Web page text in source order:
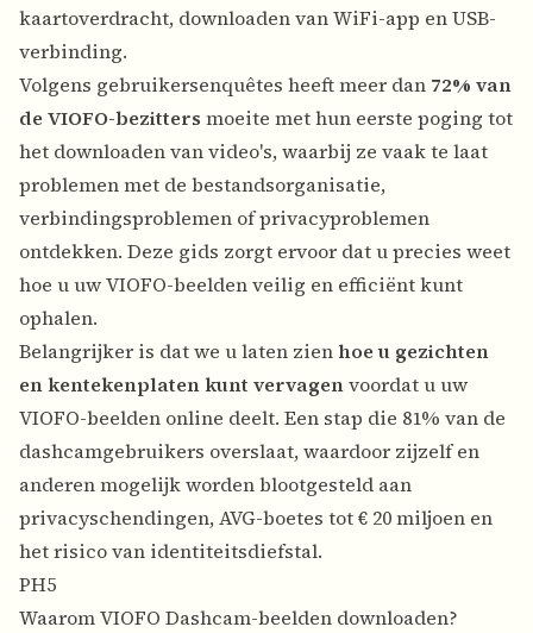
kaartoverdracht, downloaden van WiFi-app en USB-
verbinding.
Volgens gebruikersenquêtes heeft meer dan 72% van
de VIOFO-bezitters moeite met hun eerste poging tot
het downloaden van video's, waarbij ze vaak te laat
problemen met de bestandsorganisatie,
verbindingsproblemen of privacyproblemen
ontdekken. Deze gids zorgt ervoor dat u precies weet
hoe u uw VIOFO-beelden veilig en efficiënt kunt
ophalen.
Belangrijker is dat we u laten zienhoe u gezichten
en kentekenplaten kunt vervagenvoordat u uw
VIOFO-beelden online deelt. Een stap die 81% van de
dashcamgebruikers overslaat, waardoor zijzelf en
anderen mogelijk worden blootgesteld aan
privacyschendingen, AVG-boetes tot € 20 miljoen en
het risico van identiteitsdiefstal.
PH5
Waarom VIOFO Dashcam-beelden downloaden?